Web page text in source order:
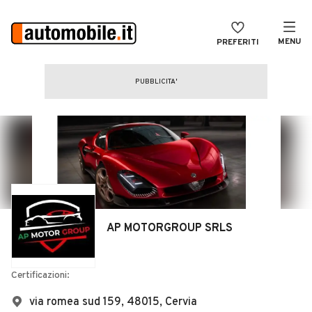
PREFERITI MENU
CERCA
Auto usate
Auto Km 0
Auto Nuove
Noleggio a lungo termine
Auto d'epoca
Moto
MAGAZINE
AP MOTORGROUP SRLS
Certificazioni:
via romea sud 159, 48015, Cervia